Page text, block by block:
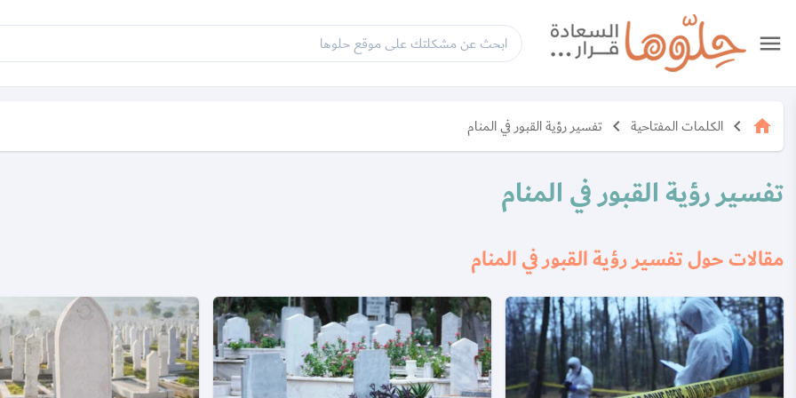
menu
home
keyboard_arrow_left الكلمات المفتاحية keyboard_arrow_left تفسير رؤية القبور في المنام
تفسير رؤية القبور في المنام
مقالات حول تفسير رؤية القبور في المنام